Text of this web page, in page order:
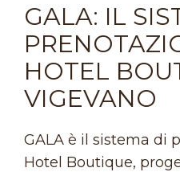
GALA: IL
HOTEL
VIGEVANO
GALA è il sistema di
Hotel Boutique,